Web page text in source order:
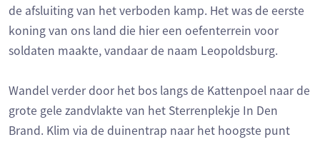
de afsluiting van het verboden kamp. Het was de eerste
koning van ons land die hier een oefenterrein voor
soldaten maakte, vandaar de naam Leopoldsburg.
Wandel verder door het bos langs de Kattenpoel naar de
grote gele zandvlakte van het Sterrenplekje In Den
Brand. Klim via de duinentrap naar het hoogste punt